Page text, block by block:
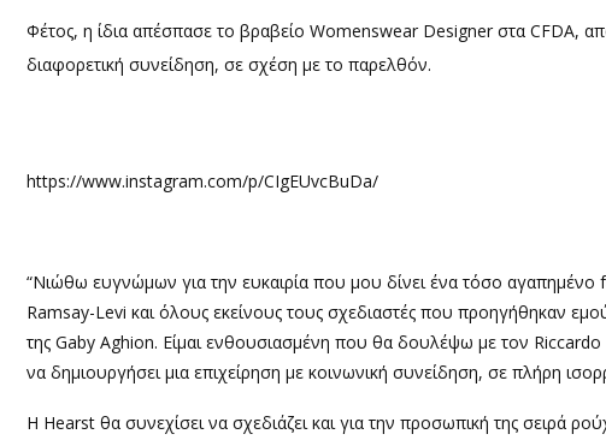
Φέτος, η ίδια απέσπασε το βραβείο Womenswear Designer στα CFDA,
διαφορετική συνείδηση, σε σχέση με το παρελθόν.
https://www.instagram.com/p/CIgEUvcBuDa/
“Νιώθω ευγνώμων για την ευκαιρία που μου δίνει ένα τόσο
Ramsay-Levi και όλους εκείνους τους σχεδιαστές που προηγήθηκαν
της Gaby Aghion. Είμαι ενθουσιασμένη που θα δουλέψω με τον Riccardo
να δημιουργήσει μια επιχείρηση με κοινωνική συνείδηση, σε πλήρη
Η Hearst θα συνεχίσει να σχεδιάζει και για την προσωπική της σειρά